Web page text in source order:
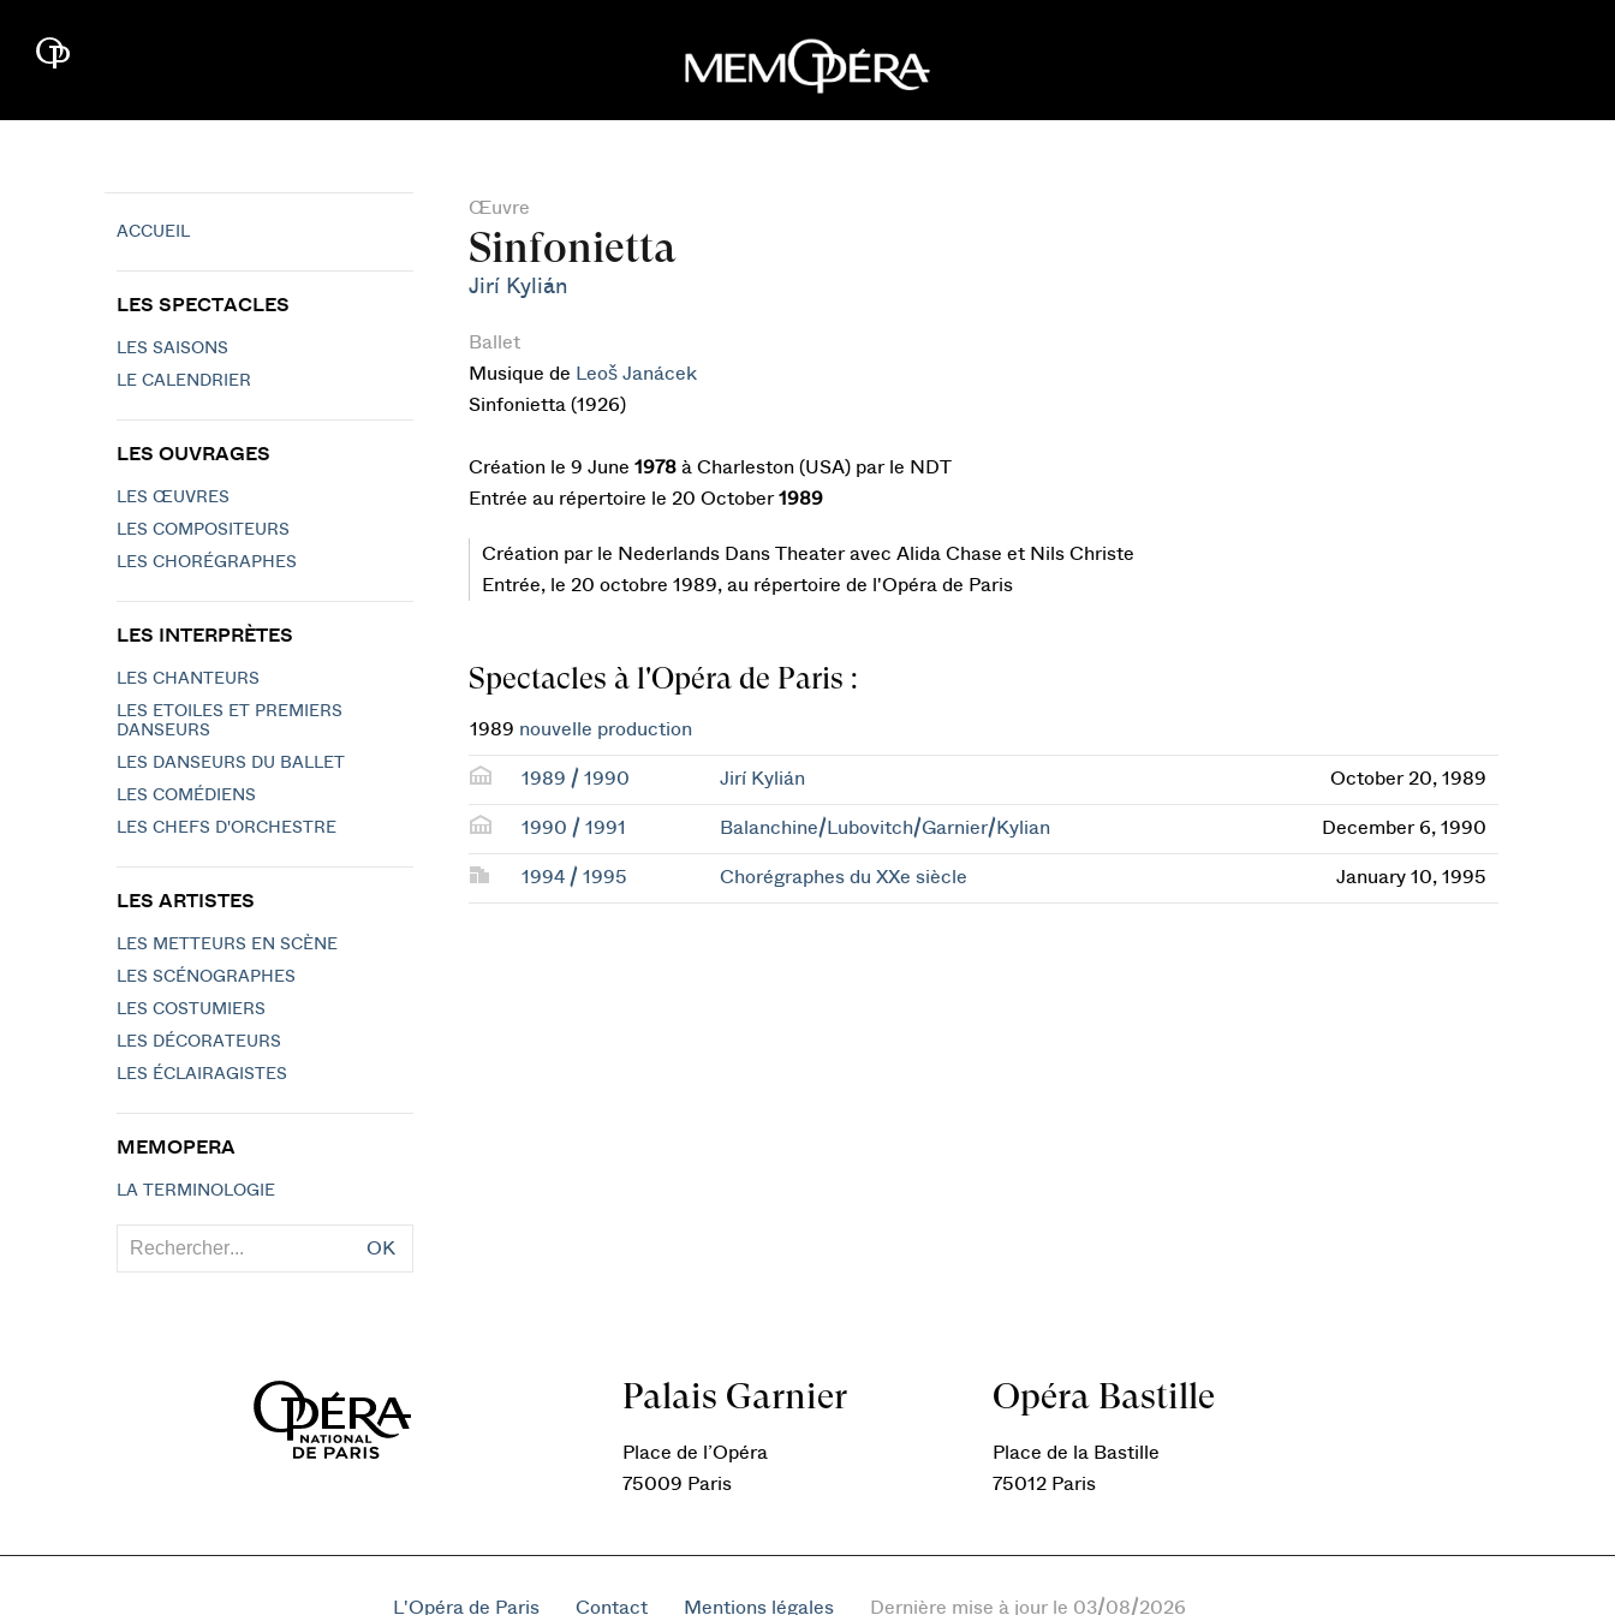
Œuvre
Sinfonietta
Jirí Kylián
Ballet
Musique de
Leoš Janácek
Sinfonietta (1926)
Création le 9 June 1978à Charleston (USA) par le NDT
Entrée au répertoire le 20 October1989
Création par le Nederlands Dans Theater avec Alida Chase et Nils Christe
Entrée, le 20 octobre 1989, au répertoire de l'Opéra de Paris
Spectacles à l'Opéra de Paris :
1989 nouvelle production
1989 / 1990 Jirí Kylián October 20, 1989
1990 / 1991 Balanchine/Lubovitch/Garnier/Kylian December 6, 1990
1994 / 1995 Chorégraphes du XXe siècle January 10, 1995
ACCUEIL
LES SPECTACLES
LES SAISONS
LE CALENDRIER
LES OUVRAGES
LES ŒUVRES
LES COMPOSITEURS
LES CHORÉGRAPHES
LES INTERPRÈTES
LES CHANTEURS
LES ETOILES ET PREMIERS
DANSEURS
LES DANSEURS DU BALLET
LES COMÉDIENS
LES CHEFS D'ORCHESTRE
LES ARTISTES
LES METTEURS EN SCÈNE
LES SCÉNOGRAPHES
LES COSTUMIERS
LES DÉCORATEURS
LES ÉCLAIRAGISTES
MEMOPERA
LA TERMINOLOGIE
OK
Palais Garnier
Place de l’Opéra
75009 Paris
Opéra Bastille
Place de la Bastille
75012 Paris
L'Opéra de Paris Contact Mentions légales Dernière mise à jour le 03/08/2026